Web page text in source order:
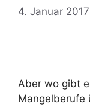
4. Januar 2017
Aber wo gibt
Mangelberufe